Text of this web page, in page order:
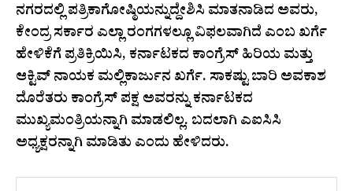
ನಗರದಲ್ಲಿ ಪತ್ರಿಕಾಗೋಷ್ಠಿಯನ್ನುದ್ದೇಶಿಸಿ ಮಾತನಾಡಿದ ಅವರು,
ಕೇಂದ್ರ ಸರ್ಕಾರ ಎಲ್ಲಾ ರಂಗಗಳಲ್ಲೂ ವಿಫಲವಾಗಿದೆ ಎಂಬ ಖರ್ಗೆ
ಹೇಳಿಕೆಗೆ ಪ್ರತಿಕ್ರಿಯಿಸಿ, ಕರ್ನಾಟಕದ ಕಾಂಗ್ರೆಸ್ ಹಿರಿಯ ಮತ್ತು
ಆಕ್ಟಿವ್ ನಾಯಕ ಮಲ್ಲಿಕಾರ್ಜುನ ಖರ್ಗೆ. ಸಾಕಷ್ಟು ಬಾರಿ ಅವಕಾಶ
ದೊರೆತರು ಕಾಂಗ್ರೆಸ್ ಪಕ್ಷ ಅವರನ್ನು ಕರ್ನಾಟಕದ
ಮುಖ್ಯಮಂತ್ರಿಯನ್ನಾಗಿ ಮಾಡಲಿಲ್ಲ. ಬದಲಾಗಿ ಎಐಸಿಸಿ
ಅಧ್ಯಕ್ಷರನ್ನಾಗಿ ಮಾಡಿತು ಎಂದು ಹೇಳಿದರು.